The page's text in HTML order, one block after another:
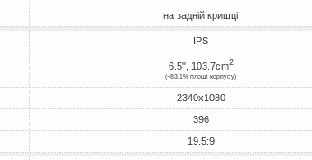
на задній кришці
IPS
6.5", 103.7cm2
(~83.1% площі корпусу)
2340x1080
396
19.5:9